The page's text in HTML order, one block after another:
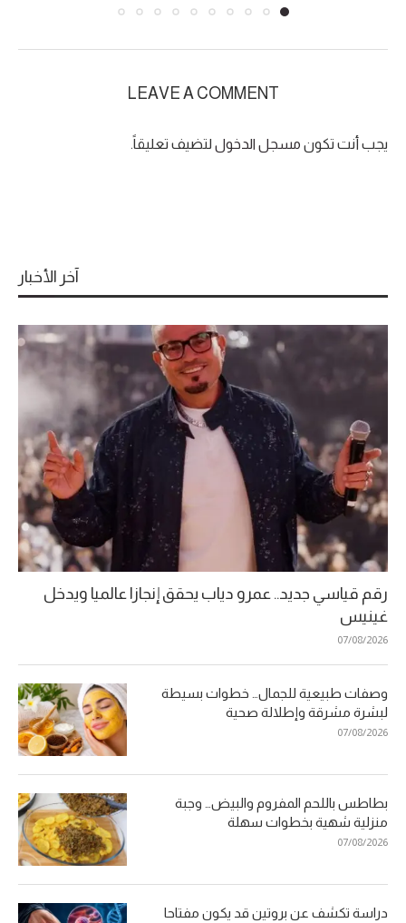
LEAVE A COMMENT
يجب أنت تكون مسجل الدخول لتضيف تعليقاً.
آخر الأخبار
رقم قياسي جديد.. عمرو دياب يحقق إنجازا عالميا ويدخل
غينيس
07/08/2026
وصفات طبيعية للجمال… خطوات بسيطة
لبشرة مشرقة وإطلالة صحية
07/08/2026
بطاطس باللحم المفروم والبيض… وجبة
منزلية شهية بخطوات سهلة
07/08/2026
دراسة تكشف عن بروتين قد يكون مفتاحا